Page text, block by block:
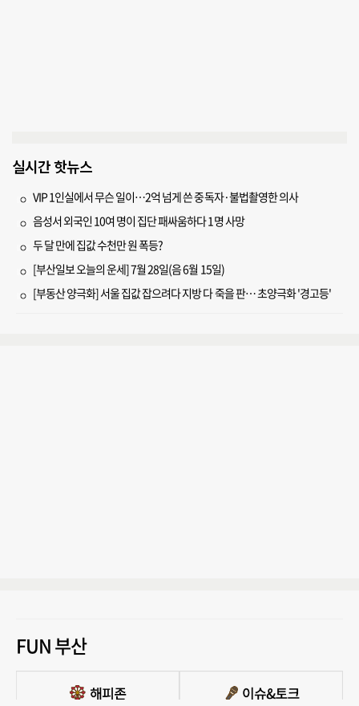
실시간 핫뉴스
VIP 1인실에서 무슨 일이…2억 넘게 쓴 중독자·불법촬영한 의사
음성서 외국인 10여 명이 집단 패싸움하다 1명 사망
두 달 만에 집값 수천만 원 폭등?
[부산일보 오늘의 운세] 7월 28일(음 6월 15일)
[부동산 양극화] 서울 집값 잡으려다 지방 다 죽을 판… 초양극화 '경고등'
FUN 부산